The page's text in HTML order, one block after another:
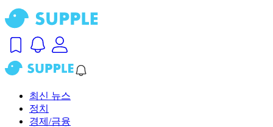
최신 뉴스
정치
경제/금융